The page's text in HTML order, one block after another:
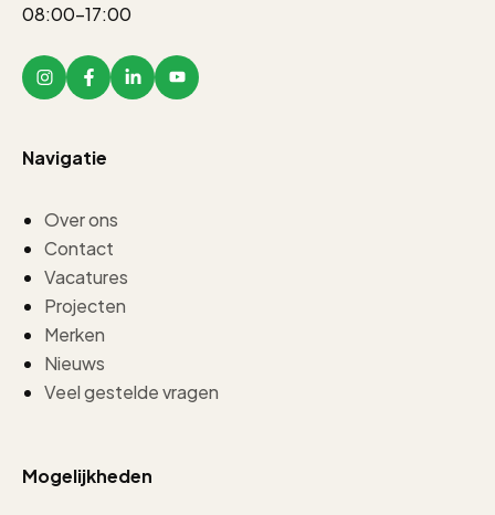
08:00-17:00
Navigatie
Over ons
Contact
Vacatures
Projecten
Merken
Nieuws
Veel gestelde vragen
Mogelijkheden